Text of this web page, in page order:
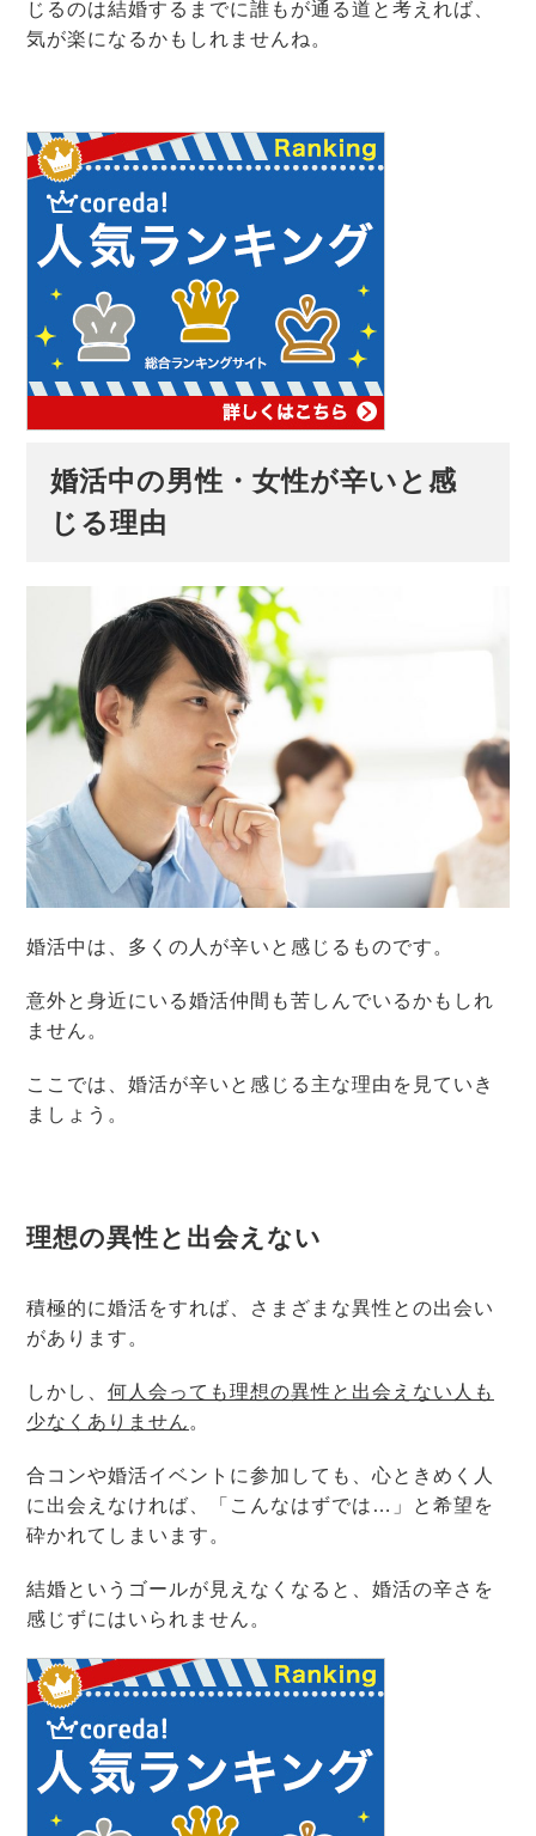
じるのは結婚するまでに誰もが通る道と考えれば、
気が楽になるかもしれませんね。
婚活中の男性・女性が辛いと感
じる理由
婚活中は、多くの人が辛いと感じるものです。
意外と身近にいる婚活仲間も苦しんでいるかもしれ
ません。
ここでは、婚活が辛いと感じる主な理由を見ていき
ましょう。
理想の異性と出会えない
積極的に婚活をすれば、さまざまな異性との出会い
があります。
しかし、 何人会っても理想の異性と出会えない人も
少なくありません 。
合コンや婚活イベントに参加しても、心ときめく人
に出会えなければ、「こんなはずでは…」と希望を
砕かれてしまいます。
結婚というゴールが見えなくなると、婚活の辛さを
感じずにはいられません。